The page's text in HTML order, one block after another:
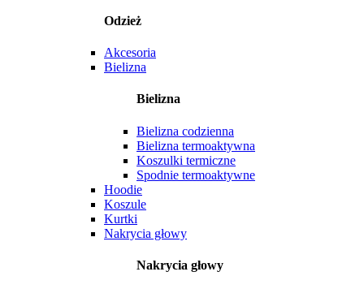
Odzież
Akcesoria
Bielizna
Bielizna
Bielizna codzienna
Bielizna termoaktywna
Koszulki termiczne
Spodnie termoaktywne
Hoodie
Koszule
Kurtki
Nakrycia głowy
Nakrycia głowy